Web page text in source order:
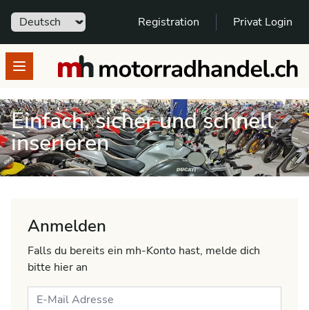
Sprache Registration Privat Login
Open menumotorradhandel.ch
Einfach, sicher und schnell
inserieren
Anmelden
Falls du bereits ein mh-Konto hast, melde dich
bitte hier an